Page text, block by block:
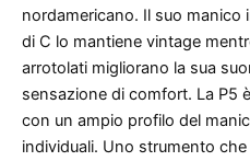
nordamericano. Il suo
di C lo mantiene vintage
arrotolati migliorano la sua
sensazione di comfort. La P5
con un ampio profilo del
individuali. Uno strumento